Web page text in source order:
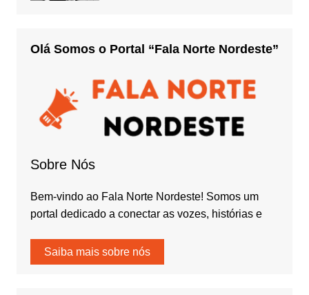
Olá Somos o Portal “Fala Norte Nordeste”
Sobre Nós
Bem-vindo ao Fala Norte Nordeste! Somos um
portal dedicado a conectar as vozes, histórias e
Saiba mais sobre nós